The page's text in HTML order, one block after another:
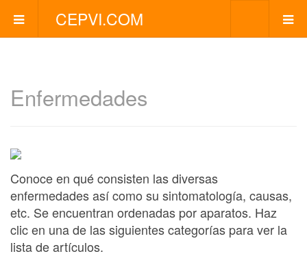
CEPVI.COM
Enfermedades
Conoce en qué consisten las diversas
enfermedades así como su sintomatología, causas,
etc. Se encuentran ordenadas por aparatos. Haz
clic en una de las siguientes categorías para ver la
lista de artículos.